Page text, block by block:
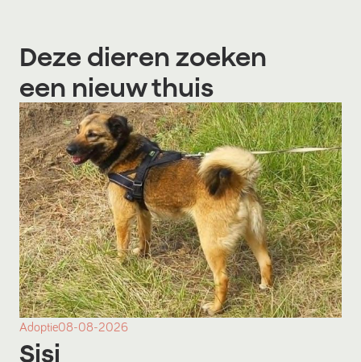
Deze dieren zoeken
een nieuw thuis
Adoptie08-08-2026
Sisi